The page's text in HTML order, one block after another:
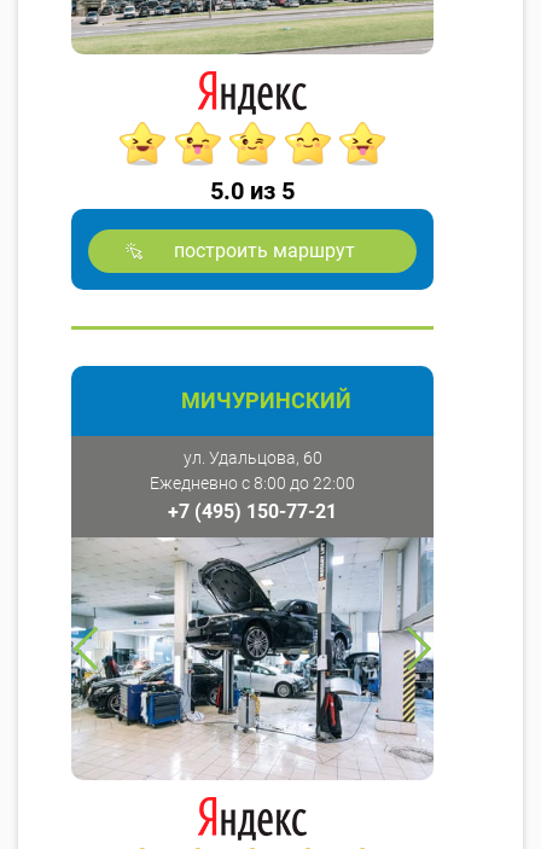
5.0 из 5
построить маршрут
МИЧУРИНСКИЙ
ул. Удальцова, 60
Ежедневно с 8:00 до 22:00
+7 (495) 150-77-21